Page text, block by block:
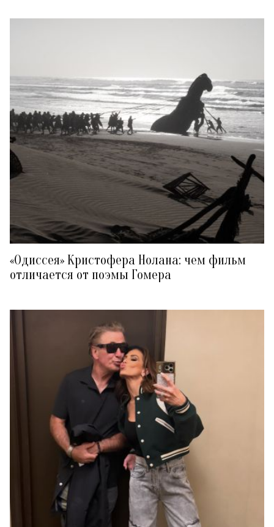
«Одиссея» Кристофера Нолана: чем фильм
отличается от поэмы Гомера